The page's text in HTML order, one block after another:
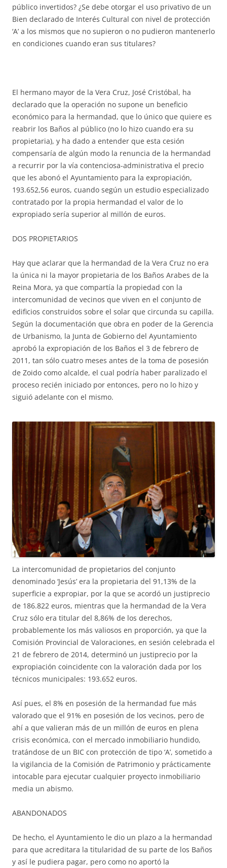
público invertidos? ¿Se debe otorgar el uso privativo de un
Bien declarado de Interés Cultural con nivel de protección
‘A’ a los mismos que no supieron o no pudieron mantenerlo
en condiciones cuando eran sus titulares?
El hermano mayor de la Vera Cruz, José Cristóbal, ha
declarado que la operación no supone un beneficio
económico para la hermandad, que lo único que quiere es
reabrir los Baños al público (no lo hizo cuando era su
propietaria), y ha dado a entender que esta cesión
compensaría de algún modo la renuncia de la hermandad
a recurrir por la vía contenciosa-administrativa el precio
que les abonó el Ayuntamiento para la expropiación,
193.652,56 euros, cuando según un estudio especializado
contratado por la propia hermandad el valor de lo
expropiado sería superior al millón de euros.
DOS PROPIETARIOS
Hay que aclarar que la hermandad de la Vera Cruz no era
la única ni la mayor propietaria de los Baños Arabes de la
Reina Mora, ya que compartía la propiedad con la
intercomunidad de vecinos que viven en el conjunto de
edificios construidos sobre el solar que circunda su capilla.
Según la documentación que obra en poder de la Gerencia
de Urbanismo, la Junta de Gobierno del Ayuntamiento
aprobó la expropiación de los Baños el 3 de febrero de
2011, tan sólo cuatro meses antes de la toma de posesión
de Zoido como alcalde, el cual podría haber paralizado el
proceso recién iniciado por entonces, pero no lo hizo y
siguió adelante con el mismo.
La intercomunidad de propietarios del conjunto
denominado ‘Jesús’ era la propietaria del 91,13% de la
superficie a expropiar, por la que se acordó un justiprecio
de 186.822 euros, mientras que la hermandad de la Vera
Cruz sólo era titular del 8,86% de los derechos,
probablemente los más valiosos en proporción, ya que la
Comisión Provincial de Valoraciones, en sesión celebrada el
21 de febrero de 2014, determinó un justiprecio por la
expropiación coincidente con la valoración dada por los
técnicos municipales: 193.652 euros.
Así pues, el 8% en posesión de la hermandad fue más
valorado que el 91% en posesión de los vecinos, pero de
ahí a que valieran más de un millón de euros en plena
crisis económica, con el mercado inmobiliario hundido,
tratándose de un BIC con protección de tipo ‘A’, sometido a
la vigilancia de la Comisión de Patrimonio y prácticamente
intocable para ejecutar cualquier proyecto inmobiliario
media un abismo.
ABANDONADOS
De hecho, el Ayuntamiento le dio un plazo a la hermandad
para que acreditara la titularidad de su parte de los Baños
y así le pudiera pagar, pero como no aportó la